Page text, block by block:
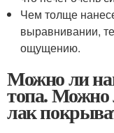
Чем толще
выравнивании,
ощущению.
Можно ли
топа. Можно
лак